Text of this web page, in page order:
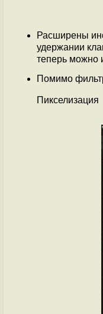
Расширены
удержании
теперь можно
Помимо
Пикселизация